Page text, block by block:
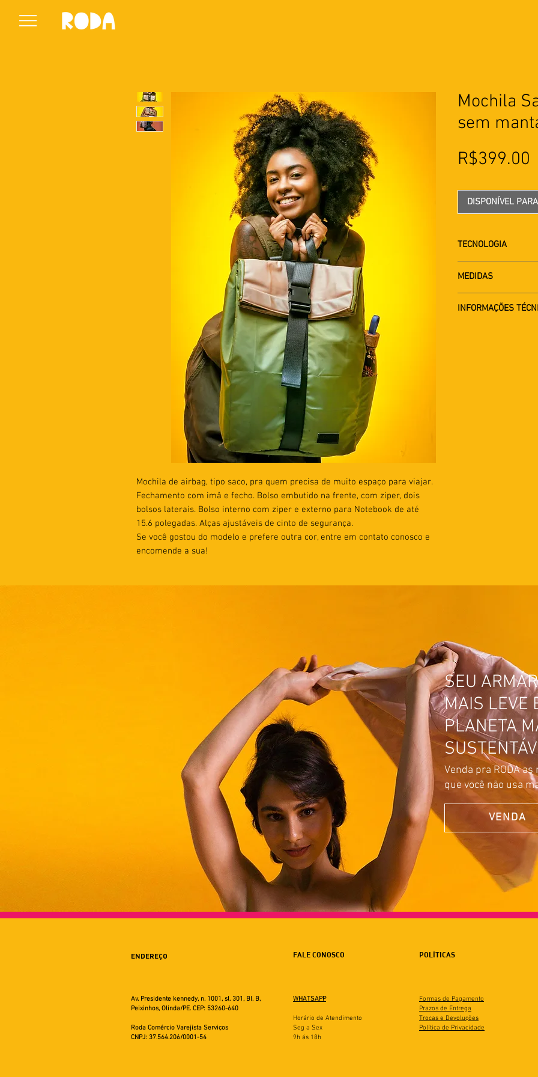
Mochila de airbag, tipo saco, pra quem precisa de muito espaço para viajar.
Fechamento com imâ e fecho. Bolso embutido na frente, com ziper, dois
bolsos laterais. Bolso interno com ziper e externo para Notebook de até
15.6 polegadas. Alças ajustáveis de cinto de segurança.
Se você gostou do modelo e prefere outra cor, entre em contato conosco e
encomende a sua!
Mochila
sem
R$399.00
DISPONÍVEL
TECNOLOGIA
MEDIDAS
Altura: 57cm
Largura: 16cm
INFORMAÇÕES
SEU
MAIS LEVE
PLANETA
Venda pra RODA as
que você não usa
VENDA
ENDEREÇO FALE CONOSCO
Av. Presidente kennedy, n. 1001, sl. 301, Bl. B,
Peixinhos, Olinda/PE. CEP: 53260-640
Roda Comércio Varejista Serviços
CNPJ: 37.564.206/0001-54
WHATSAPP
Horário de Atendimento
Seg a Sex
9h ás 18h
POLÍTICAS
Formas de Pagamento
Prazos de Entrega
Trocas e Devoluções
Política de Privacidade